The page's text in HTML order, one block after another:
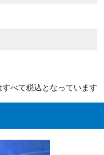
べて税込となっています